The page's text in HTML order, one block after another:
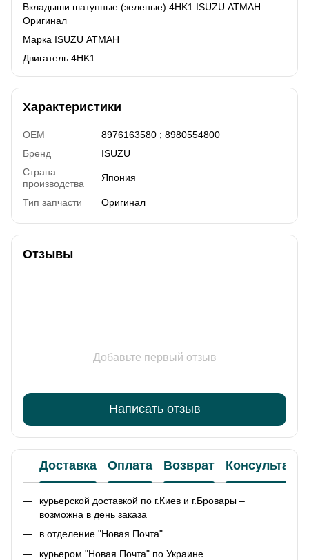
Вкладыши шатунные (зеленые) 4HK1 ISUZU АТМАН
Оригинал
Марка ISUZU АТМАН
Двигатель 4HK1
Характеристики
OEM
8976163580 ; 8980554800
Бренд
ISUZU
Страна
производства
Япония
Тип запчасти Оригинал
Отзывы
Добавьте первый отзыв
Написать отзыв
Доставка Оплата Возврат
курьерской доставкой по г.Киев и г.Бровары –
возможна в день заказа
в отделение "Новая Почта"
курьером "Новая Почта" по Украине